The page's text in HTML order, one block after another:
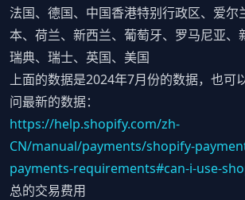
法国、德国、中国香港特别行政区、爱尔
本、荷兰、新西兰、葡萄牙、罗马尼亚、
瑞典、瑞士、英国、美国
上面的数据是2024年7月份的数据，也可
问最新的数据：
https://help.shopify.com/zh-
CN/manual/payments/shopify-
payments-requirements#can-i-use-
总的交易费用